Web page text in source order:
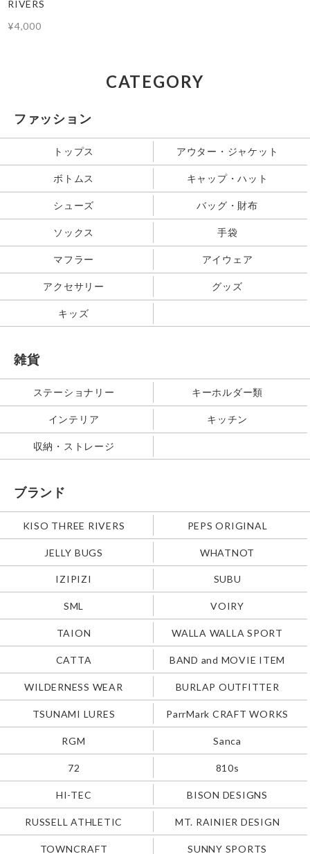
RIVERS
¥4,000
CATEGORY
ファッション
トップス アウター・ジャケット
ボトムス キャップ・ハット
シューズ バッグ・財布
ソックス 手袋
マフラー アイウェア
アクセサリー グッズ
キッズ
雑貨
ステーショナリー キーホルダー類
インテリア キッチン
収納・ストレージ
ブランド
KISO THREE RIVERS PEPS ORIGINAL
JELLY BUGS WHATNOT
IZIPIZI SUBU
SML VOIRY
TAION WALLA WALLA SPORT
CATTA BAND and MOVIE ITEM
WILDERNESS WEAR BURLAP OUTFITTER
TSUNAMI LURES ParrMark CRAFT WORKS
RGM Sanca
72 810s
HI-TEC BISON DESIGNS
RUSSELL ATHLETIC MT. RAINIER DESIGN
TOWNCRAFT SUNNY SPORTS